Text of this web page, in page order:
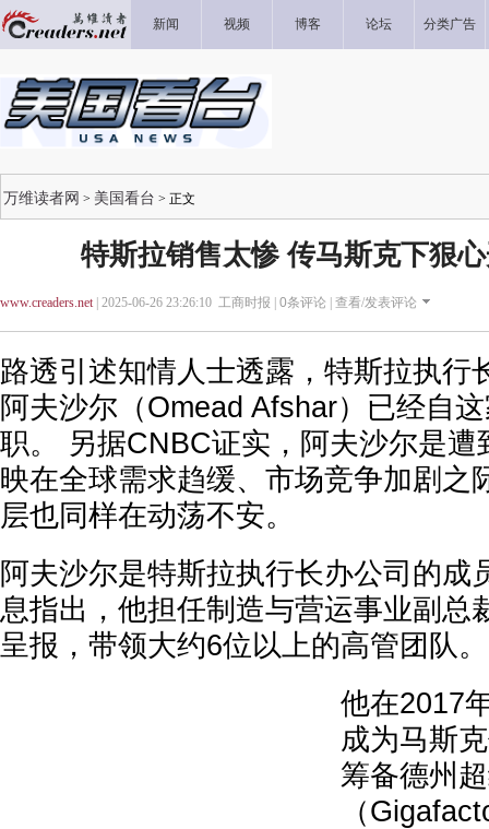
新闻 视频 博客 论坛 分类广告
万维读者网 > 美国看台 > 正文
特斯拉销售太惨 传马斯克下狠
www.creaders.net| 2025-06-26 23:26:10 工商时报 | 0条评论 | 查看/发表评论
路透引述知情人士透露，特斯拉执行
阿夫沙尔（Omead Afshar）已经自
职。 另据CNBC证实，阿夫沙尔是遭
映在全球需求趋缓、市场竞争加剧之
层也同样在动荡不安。
阿夫沙尔是特斯拉执行长办公司的成
息指出，他担任制造与营运事业副总
呈报，带领大约6位以上的高管团队。
他在2017
成为马斯
筹备德州
（